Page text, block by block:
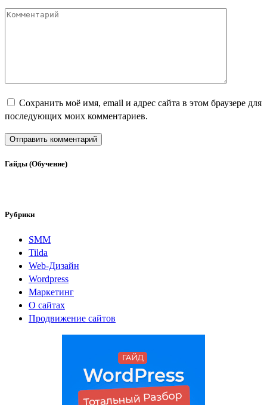
Комментарий
Сохранить моё имя, email и адрес сайта в этом браузере для
последующих моих комментариев.
Гайды (Обучение)
Рубрики
SMM
Tilda
Web-Дизайн
Wordpress
Маркетинг
О сайтах
Продвижение сайтов